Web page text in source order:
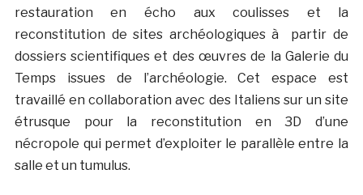
restauration en écho aux coulisses et la
reconstitution de sites archéologiques à partir de
dossiers scientifiques et des œuvres de la Galerie du
Temps issues de l’archéologie. Cet espace est
travaillé en collaboration avec des Italiens sur un site
étrusque pour la reconstitution en 3D d’une
nécropole qui permet d’exploiter le parallèle entre la
salle et un tumulus.